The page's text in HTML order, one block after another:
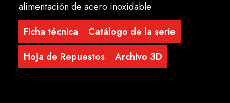
alimentación de acero inoxidable
Ficha técnica
Catálogo de la serie
Hoja de Repuestos
Archivo 3D